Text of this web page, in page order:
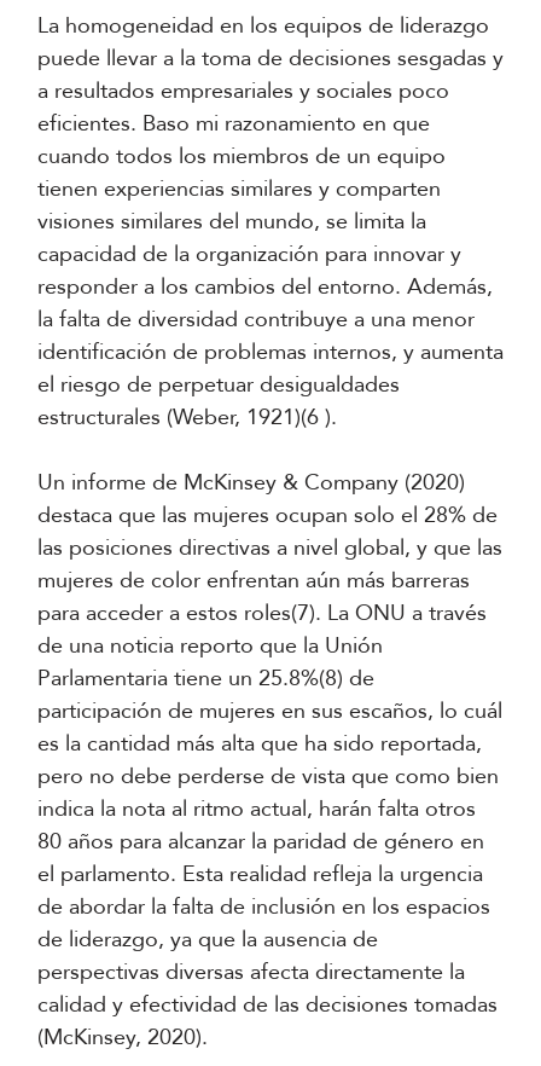
La homogeneidad en los equipos de liderazgo
puede llevar a la toma de decisiones sesgadas y
a resultados empresariales y sociales poco
eficientes. Baso mi razonamiento en que
cuando todos los miembros de un equipo
tienen experiencias similares y comparten
visiones similares del mundo, se limita la
capacidad de la organización para innovar y
responder a los cambios del entorno. Además,
la falta de diversidad contribuye a una menor
identificación de problemas internos, y aumenta
el riesgo de perpetuar desigualdades
estructurales (Weber, 1921)(6 ).
Un informe de McKinsey & Company (2020)
destaca que las mujeres ocupan solo el 28% de
las posiciones directivas a nivel global, y que las
mujeres de color enfrentan aún más barreras
para acceder a estos roles(7). La ONU a través
de una noticia reporto que la Unión
Parlamentaria tiene un 25.8%(8) de
participación de mujeres en sus escaños, lo cuál
es la cantidad más alta que ha sido reportada,
pero no debe perderse de vista que como bien
indica la nota al ritmo actual, harán falta otros
80 años para alcanzar la paridad de género en
el parlamento. Esta realidad refleja la urgencia
de abordar la falta de inclusión en los espacios
de liderazgo, ya que la ausencia de
perspectivas diversas afecta directamente la
calidad y efectividad de las decisiones tomadas
(McKinsey, 2020).